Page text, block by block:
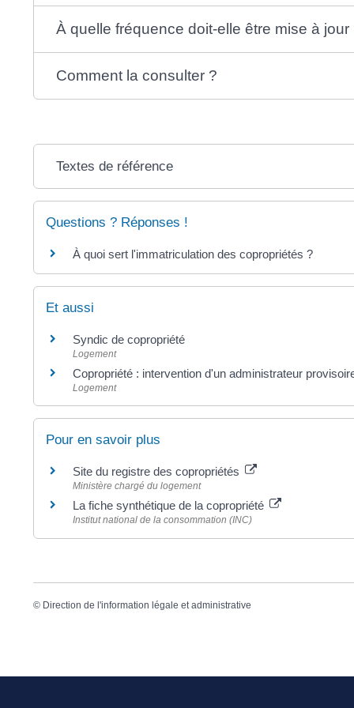
À quelle fréquence doit-elle être mise à jour
Comment la consulter ?
Textes de référence
Questions ? Réponses !
À quoi sert l'immatriculation des copropriétés ?
Et aussi
Syndic de copropriété
Logement
Copropriété : intervention d'un administrateur
Logement
Pour en savoir plus
Site du registre des copropriétés
Ministère chargé du logement
La fiche synthétique de la copropriété
Institut national de la consommation (INC)
© Direction de l'information légale et administrative